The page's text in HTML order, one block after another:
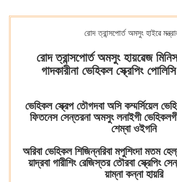
রোদ ত্রান্সপোর্ত অমসুং হাইৱে
রোদ ত্রান্সপোর্ত অমসুং হায়ৱেজ
গাদকারীনা ভেহিকল স্ক্রেপিং
ভেহিকল স্ক্রেপ তৌগদবা অসি কম্মর্সিয়েল
ফিতনেস সেন্তরনা অমসুং লনাইগী
শেম্বা ওইগনি
অরিবা ভেহিকল শিজিন্নরিবা মপুশিংদা মতম
য়াদ্রবা গারীশিং রেজিস্তর তৌরবা স্ক্রেপিং
য়াম্না কন্না হায়রি